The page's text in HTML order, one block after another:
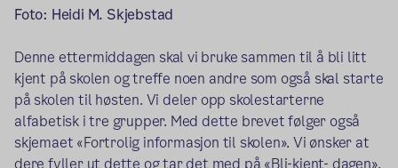
Foto: Heidi M. Skjebstad
Denne ettermiddagen skal vi bruke sammen til å bli litt
kjent på skolen og treffe noen andre som også skal starte
på skolen til høsten. Vi deler opp skolestarterne
alfabetisk i tre grupper. Med dette brevet følger også
skjemaet «Fortrolig informasjon til skolen». Vi ønsker at